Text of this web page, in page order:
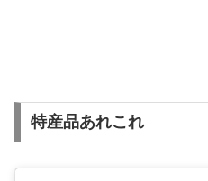
特産品あれこれ